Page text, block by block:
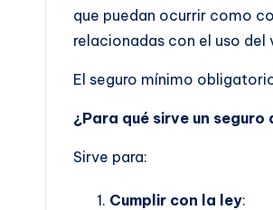
que puedan ocurrir como
relacionadas con el uso del
El seguro mínimo
¿Para qué sirve un seguro
Sirve para:
Cumplir con la ley: